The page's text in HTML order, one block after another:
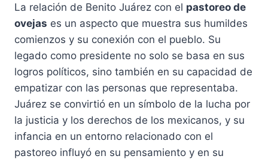
La relación de Benito Juárez con el pastoreo de
ovejas es un aspecto que muestra sus humildes
comienzos y su conexión con el pueblo. Su
legado como presidente no solo se basa en sus
logros políticos, sino también en su capacidad de
empatizar con las personas que representaba.
Juárez se convirtió en un símbolo de la lucha por
la justicia y los derechos de los mexicanos, y su
infancia en un entorno relacionado con el
pastoreo influyó en su pensamiento y en su